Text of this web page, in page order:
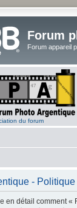
Forum
Forum appareil
du forum
-
en détail comment «